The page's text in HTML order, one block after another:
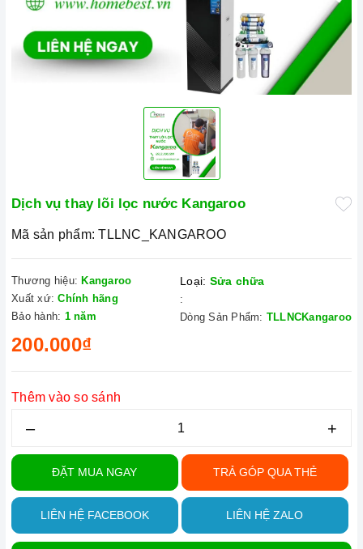
Dịch vụ thay lõi lọc nước Kangaroo
Mã sản phẩm: TLLNC_KANGAROO
Thương hiệu: Kangaroo
Xuất xứ: Chính hãng
Bảo hành: 1 năm
Loại: Sửa chữa
:
Dòng Sản Phẩm: TLLNCKangaroo
200.000₫
Thêm vào so sánh
– +
ĐẶT MUA NGAY TRẢ GÓP QUA THẺ
LIÊN HỆ FACEBOOK LIÊN HỆ ZALO